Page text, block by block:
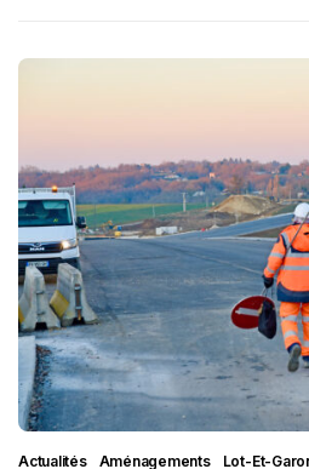
Actualités Aménagements Lot-Et-